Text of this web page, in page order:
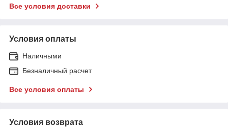
Все условия доставки
Условия оплаты
Наличными
Безналичный расчет
Все условия оплаты
Условия возврата